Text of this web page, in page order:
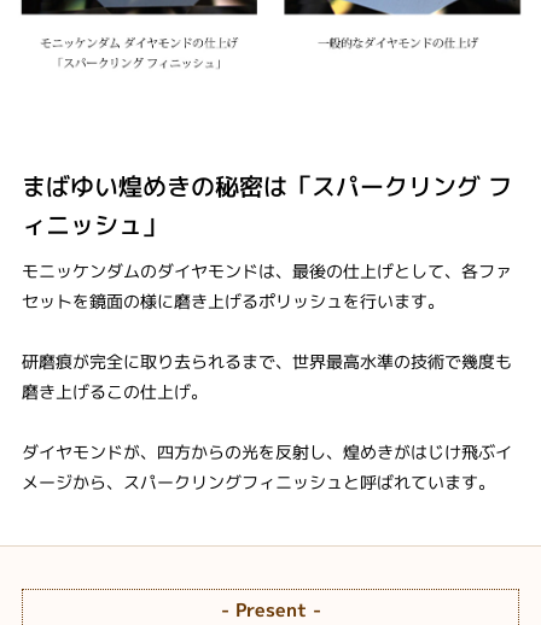
まばゆい煌めきの秘密は「スパークリング フ
ィニッシュ」
モニッケンダムのダイヤモンドは、最後の仕上げとして、各ファ
セットを鏡面の様に磨き上げるポリッシュを行います。
研磨痕が完全に取り去られるまで、世界最高水準の技術で幾度も
磨き上げるこの仕上げ。
ダイヤモンドが、四方からの光を反射し、煌めきがはじけ飛ぶイ
メージから、スパークリングフィニッシュと呼ばれています。
- Present -